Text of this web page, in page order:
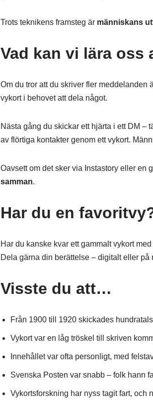
Trots teknikens framsteg är människans
Vad kan vi lära
Om du tror att du skriver fler
vykort i behovet att dela något.
Nästa gång du skickar ett hjärta i ett DM –
av flörtiga kontakter genom ett vykort.
Oavsett om det sker via Instastory eller en
samman.
Har du en
Har du kanske kvar ett gammalt vykort
Dela gärna din berättelse – digitalt eller på
Visste du att…
Från 1900 till 1920 skickades
Vykort var en låg tröskel till skriven
Innehållet var ofta personligt, med
Svenska Posten var snabb – folk hann
Vykortsforskning har nyss tagit fart, och